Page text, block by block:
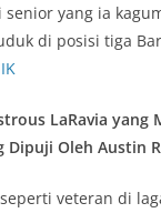
yang ia
di posisi tiga
LaRavia yang
Dipuji Oleh Austin
veteran di